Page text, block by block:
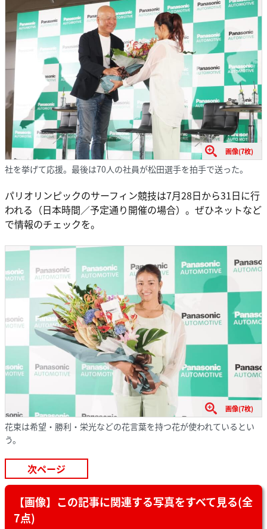
画像(7枚)
社を挙げて応援。最後は70人の社員が松田選手を拍手で送った。
パリオリンピックのサーフィン競技は7月28日から31日に行
われる（日本時間／予定通り開催の場合）。ぜひネットなど
で情報のチェックを。
画像(7枚)
花束は希望・勝利・栄光などの花言葉を持つ花が使われているとい
う。
次ページ
【画像】この記事に関連する写真をすべて見る(全
7点)